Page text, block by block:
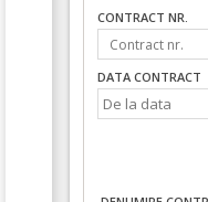
CONTRACT NR.
DATA CONTRACT